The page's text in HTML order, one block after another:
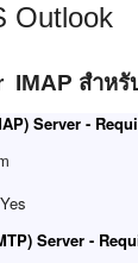
Outlook
IMAP สำห
Server -
Server -